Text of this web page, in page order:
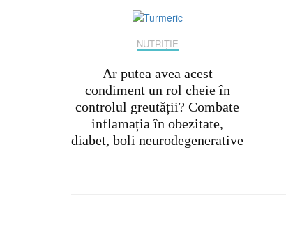
NUTRIȚIE
Ar putea avea acest
condiment un rol cheie în
controlul greutății? Combate
inflamația în obezitate,
diabet, boli neurodegenerative